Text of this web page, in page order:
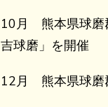
10月 熊本県球磨
吉球磨」を開催
12月 熊本県球磨